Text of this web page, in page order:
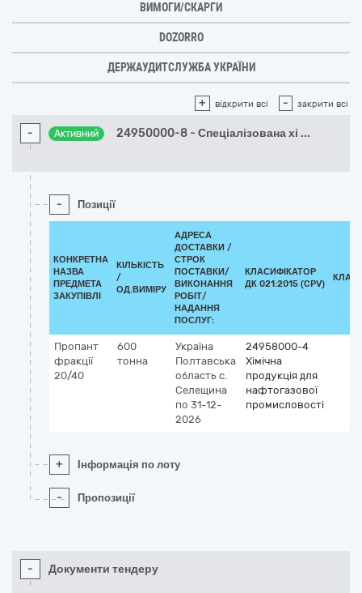
ВИМОГИ/СКАРГИ
DOZORRO
ДЕРЖАУДИТСЛУЖБА УКРАЇНИ
+ відкрити всі - закрити всі
- Активний 24950000-8 - Спеціалізована хі ...
- Позиції
КОНКРЕТНА
НАЗВА
ПРЕДМЕТА
ЗАКУПІВЛІ
КІЛЬКІСТЬ
/
ОД.ВИМІРУ
АДРЕСА
ДОСТАВКИ /
СТРОК
ПОСТАВКИ/
ВИКОНАННЯ
РОБІТ/
НАДАННЯ
ПОСЛУГ:
КЛАСИФІКАТОР
ДК 021:2015 (CPV)
Пропант
фракції
20/40
600
тонна
Україна
Полтавська
область с.
Селещина
по 31-12-
2026
24958000-4
Хімічна
продукція для
нафтогазової
промисловості
+ Інформація по лоту
- Пропозиції
- Документи тендеру